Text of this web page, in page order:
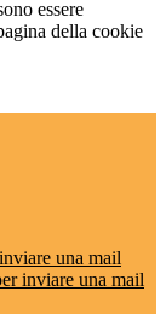
essere
della cookie
una mail
inviare una mail